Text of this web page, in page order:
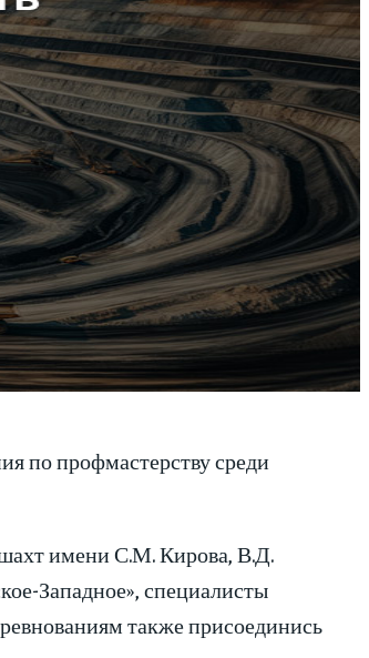
по профмастерству среди
имени С.М. Кирова, В.Д.
Западное», специалисты
также присоединись